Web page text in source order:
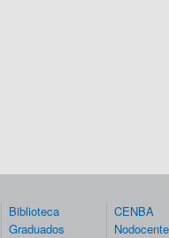
Biblioteca
Graduados
CENBA